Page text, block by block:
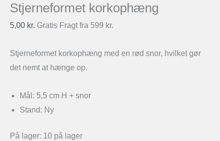
Stjerneformet korkophæng
5,00 kr. Gratis Fragt fra 599 kr.
Stjerneformet korkophæng med en rød snor, hvilket gør
det nemt at hænge op.
Mål: 5,5 cm H + snor
Stand: Ny
På lager: 10 på lager